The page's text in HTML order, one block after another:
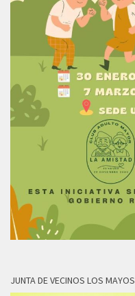
JUNTA DE VECINOS LOS MAYOS